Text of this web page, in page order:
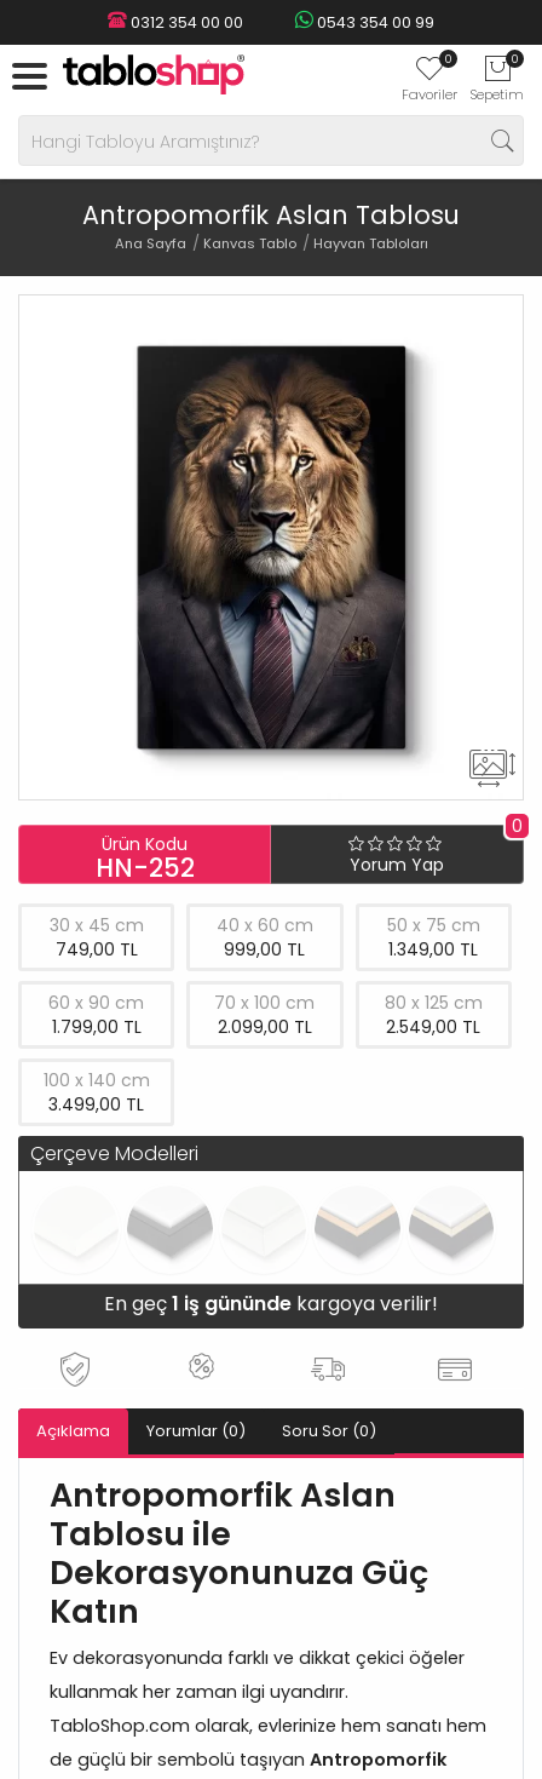
0312 354 00 00 0543 354 00 99
0
Favoriler
0
Sepetim
Antropomorfik Aslan Tablosu
Ana Sayfa Kanvas Tablo Hayvan Tabloları
Ürün Kodu
HN-252
0
Yorum Yap
30 x 45 cm
749,00 TL
40 x 60 cm
999,00 TL
50 x 75 cm
1.349,00 TL
60 x 90 cm
1.799,00 TL
70 x 100 cm
2.099,00 TL
80 x 125 cm
2.549,00 TL
100 x 140 cm
3.499,00 TL
Çerçeve Modelleri
En geç1 iş gününde kargoya verilir!
Açıklama Yorumlar (0) Soru Sor (0)
Antropomorfik Aslan
Tablosu ile
Dekorasyonunuza Güç
Katın
Ev dekorasyonunda farklı ve dikkat çekici öğeler
kullanmak her zaman ilgi uyandırır.
TabloShop.com olarak, evlerinize hem sanatı hem
de güçlü bir sembolü taşıyan Antropomorfik